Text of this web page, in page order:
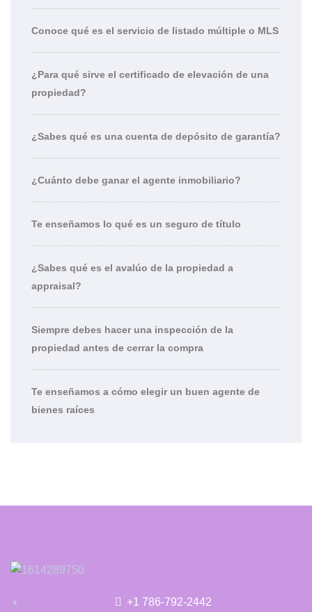
Conoce qué es el servicio de listado múltiple o MLS
¿Para qué sirve el certificado de elevación de una
propiedad?
¿Sabes qué es una cuenta de depósito de garantía?
¿Cuánto debe ganar el agente inmobiliario?
Te enseñamos lo qué es un seguro de título
¿Sabes qué es el avalúo de la propiedad a
appraisal?
Siempre debes hacer una inspección de la
propiedad antes de cerrar la compra
Te enseñamos a cómo elegir un buen agente de
bienes raíces
+1 786-792-2442